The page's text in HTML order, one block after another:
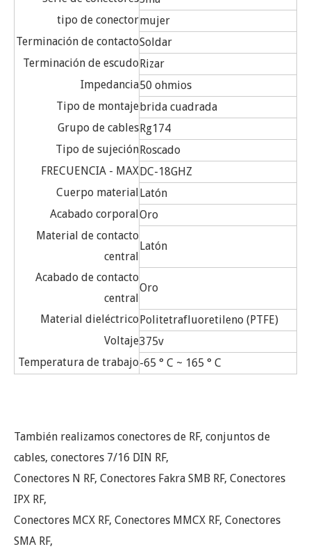
tipo de conectormujer
Terminación de contactoSoldar
Terminación de escudo Rizar
Impedancia50 ohmios
Tipo de montajebrida cuadrada
Grupo de cables Rg174
Tipo de sujeción Roscado
FRECUENCIA - MAX DC-18GHZ
Cuerpo material Latón
Acabado corporal Oro
Material de contacto
central
Latón
Acabado de contacto
central
Oro
Material dieléctrico Politetrafluoretileno (PTFE)
Voltaje375v
Temperatura de trabajo-65 ° C ~ 165 ° C
También realizamos conectores de RF, conjuntos de
cables, conectores 7/16 DIN RF,
Conectores N RF, Conectores Fakra SMB RF, Conectores
IPX RF,
Conectores MCX RF, Conectores MMCX RF, Conectores
SMA RF,